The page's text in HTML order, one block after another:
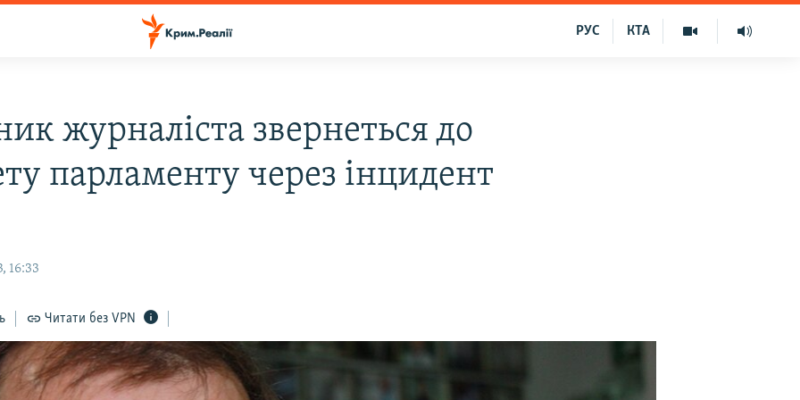
КТА
РУС
журналіста звернеться до
парламенту через інцидент
16:33
Читати без VPN